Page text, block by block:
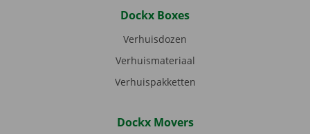
Dockx Boxes
Verhuisdozen
Verhuismateriaal
Verhuispakketten
Dockx Movers